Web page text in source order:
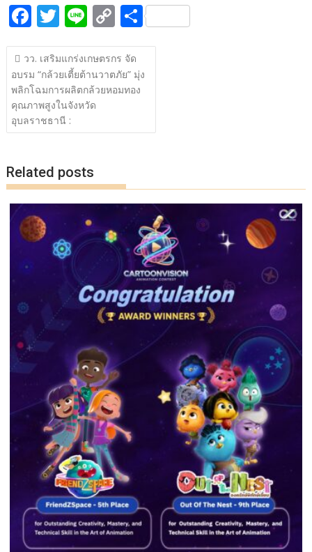
F
ac
e
b
o
o
T
w
itt
er
Li
n
e
C
o
p
y
n
S
h
e
แนะแนว
เรื่อง
วว. เสริมแกร่งเกษตรกร จัด
อบรม “กล้วยเตี้ยต้านวาตภัย” มุ่ง
พลิกโฉมการผลิตกล้วยหอมทอง
คุณภาพสูงในจังหวัด
อุบลราชธานี :
Related posts